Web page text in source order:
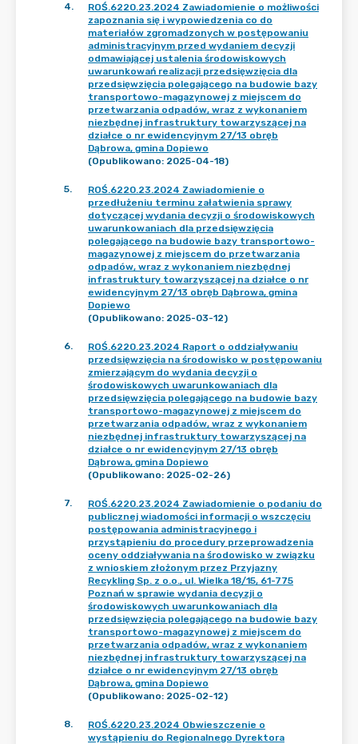
4.
ROŚ.6220.23.2024 Zawiadomienie o możliwości
zapoznania się i wypowiedzenia co do
materiałów zgromadzonych w postępowaniu
administracyjnym przed wydaniem decyzji
odmawiającej ustalenia środowiskowych
uwarunkowań realizacji przedsięwzięcia dla
przedsięwzięcia polegającego na budowie bazy
transportowo-magazynowej z miejscem do
przetwarzania odpadów, wraz z wykonaniem
niezbędnej infrastruktury towarzyszącej na
działce o nr ewidencyjnym 27/13 obręb
Dąbrowa, gmina Dopiewo
(Opublikowano: 2025-04-18)
5.
ROŚ.6220.23.2024 Zawiadomienie o
przedłużeniu terminu załatwienia sprawy
dotyczącej wydania decyzji o środowiskowych
uwarunkowaniach dla przedsięwzięcia
polegającego na budowie bazy transportowo-
magazynowej z miejscem do przetwarzania
odpadów, wraz z wykonaniem niezbędnej
infrastruktury towarzyszącej na działce o nr
ewidencyjnym 27/13 obręb Dąbrowa, gmina
Dopiewo
(Opublikowano: 2025-03-12)
6.
ROŚ.6220.23.2024 Raport o oddziaływaniu
przedsięwzięcia na środowisko w postępowaniu
zmierzającym do wydania decyzji o
środowiskowych uwarunkowaniach dla
przedsięwzięcia polegającego na budowie bazy
transportowo-magazynowej z miejscem do
przetwarzania odpadów, wraz z wykonaniem
niezbędnej infrastruktury towarzyszącej na
działce o nr ewidencyjnym 27/13 obręb
Dąbrowa, gmina Dopiewo
(Opublikowano: 2025-02-26)
7.
ROŚ.6220.23.2024 Zawiadomienie o podaniu do
publicznej wiadomości informacji o wszczęciu
postępowania administracyjnego i
przystąpieniu do procedury przeprowadzenia
oceny oddziaływania na środowisko w związku
z wnioskiem złożonym przez Przyjazny
Recykling Sp. z o.o., ul. Wielka 18/15, 61-775
Poznań w sprawie wydania decyzji o
środowiskowych uwarunkowaniach dla
przedsięwzięcia polegającego na budowie bazy
transportowo-magazynowej z miejscem do
przetwarzania odpadów, wraz z wykonaniem
niezbędnej infrastruktury towarzyszącej na
działce o nr ewidencyjnym 27/13 obręb
Dąbrowa, gmina Dopiewo
(Opublikowano: 2025-02-12)
8.
ROŚ.6220.23.2024 Obwieszczenie o
wystąpieniu do Regionalnego Dyrektora